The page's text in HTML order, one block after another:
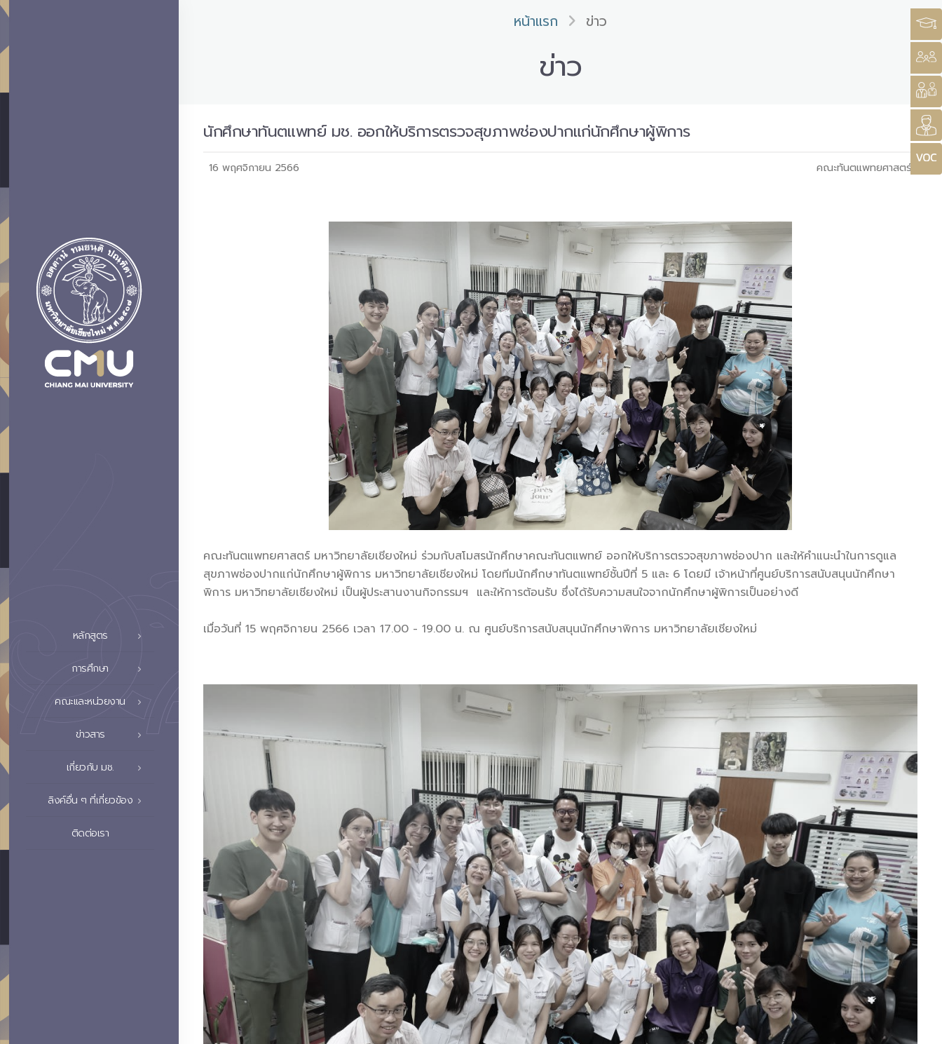
หลักสูตร
การศึกษา
คณะและหน่วยงาน
ข่าวสาร
เกี่ยวกับ มช.
ลิงค์อื่น ๆ ที่เกี่ยวข้อง
ติดต่อเรา
หน้าแรก ข่าว
ข่าว
นักศึกษาทันตแพทย์ มช. ออกให้บริการตรวจสุขภาพช่องปากแก่นักศึกษาผู้พิการ
16 พฤศจิกายน 2566 คณะทันตแพทยศาสตร์
คณะทันตแพทยศาสตร์ มหาวิทยาลัยเชียงใหม่ ร่วมกับสโมสรนักศึกษาคณะทันตแพทย์ ออกให้บริการตรวจสุขภาพช่องปาก และให้คำแนะนำในการดูแล
สุขภาพช่องปากแก่นักศึกษาผู้พิการ มหาวิทยาลัยเชียงใหม่ โดยทีมนักศึกษาทันตแพทย์ชั้นปีที่ 5 และ 6 โดยมี เจ้าหน้าที่ศูนย์บริการสนับสนุนนักศึกษา
พิการ มหาวิทยาลัยเชียงใหม่ เป็นผู้ประสานงานกิจกรรมฯ และให้การต้อนรับ ซึ่งได้รับความสนใจจากนักศึกษาผู้พิการเป็นอย่างดี
เมื่อวันที่ 15 พฤศจิกายน 2566 เวลา 17.00 - 19.00 น. ณ ศูนย์บริการสนับสนุนนักศึกษาพิการ มหาวิทยาลัยเชียงใหม่